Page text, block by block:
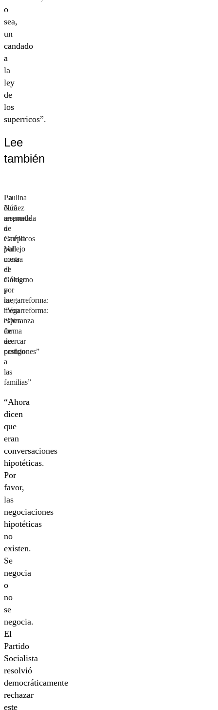
o
sea,
un
candado
a
la
ley
de
los
superricos”.
Lee
también
Paulina
Núñez
responde
a
escépticos
por
mesa
de
diálogo
por
megarreforma:
“Veo
esperanza
de
acercar
posiciones”
La
dura
arremetida
de
Camila
Vallejo
contra
el
Gobierno
y
la
megarreforma:
“Otra
forma
de
castigo
a
las
familias”
“Ahora
dicen
que
eran
conversaciones
hipotéticas.
Por
favor,
las
negociaciones
hipotéticas
no
existen.
Se
negocia
o
no
se
negocia.
El
Partido
Socialista
resolvió
democráticamente
rechazar
este